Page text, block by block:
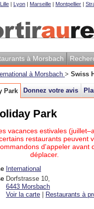
Lille | Lyon | Marseille | Montpellier |
à Morsbach
à Morsbach > Swiss
Park Donnez votre avis
Park
vacances estivales
restaurants peuvent
d'appeler avant
déplacer.
International
Dorfstrasse 10,
6443 Morsbach
Voir la carte
Restaurants à